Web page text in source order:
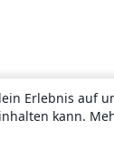
Erlebnis auf
kann.